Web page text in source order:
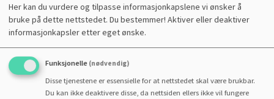
SPANDAUER VANILJEKREM
NØTTER MELIS
PRODUKTKODE :1006716
Kr49,00
Her kan du vurdere og tilpasse informasjonkapslene vi ønsker å
bruke på dette nettstedet. Du bestemmer! Aktiver eller deaktiver
informasjonkapsler etter eget ønske.
Funksjonelle (nødvendig)
Disse tjenestene er essensielle for at nettstedet skal være brukbar.
Du kan ikke deaktivere disse, da nettsiden ellers ikke vil fungere